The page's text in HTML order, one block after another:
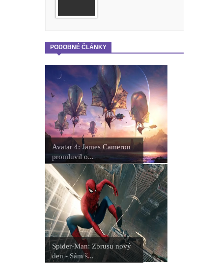
PODOBNÉ ČLÁNKY
Avatar 4: James Cameron
promluvil o...
Spider-Man: Zbrusu nový
den - Sám š...